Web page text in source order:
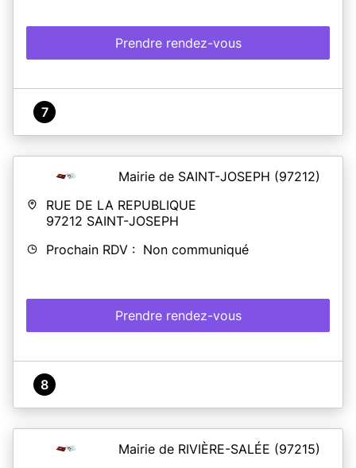
Prendre rendez-vous
7
Mairie de SAINT-JOSEPH (97212)
RUE DE LA REPUBLIQUE
97212 SAINT-JOSEPH
Prochain RDV : Non communiqué
Prendre rendez-vous
8
Mairie de RIVIÈRE-SALÉE (97215)